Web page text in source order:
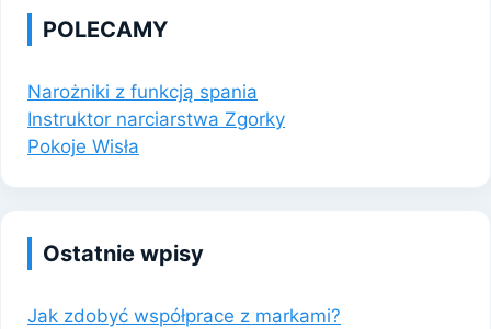
POLECAMY
Narożniki z funkcją spania
Instruktor narciarstwa Zgorky
Pokoje Wisła
Ostatnie wpisy
Jak zdobyć współprace z markami?